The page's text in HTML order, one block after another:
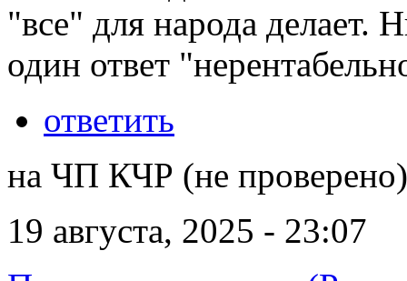
"все" для народа делает.
один ответ
ответить
на ЧП КЧР (не проверено)
19 августа, 2025 - 23:07